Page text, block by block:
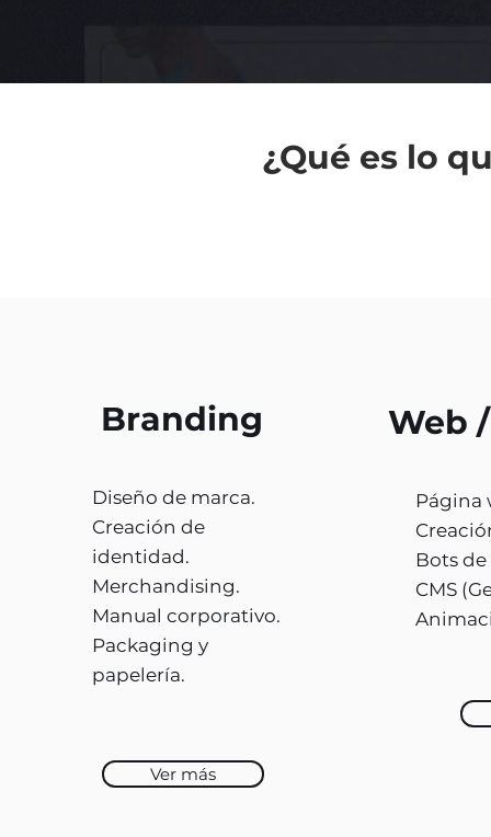
¿Qué es lo
Branding
Diseño de marca.
Creación de
identidad.
Merchandising.
Manual corporativo.
Packaging y
papelería.
Ver más
Web
Página
Bots
CMS